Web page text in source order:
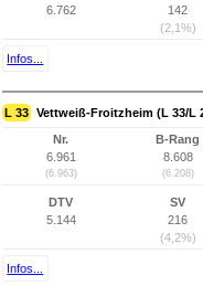
6.762
142
(2,1%)
Infos...
L 33 Vettweiß-Froitzheim (L 33/L
Nr.
6.961
(6.963)
B-Rang
8.608
(6.208)
DTV
5.144
SV
216
(4,2%)
Infos...